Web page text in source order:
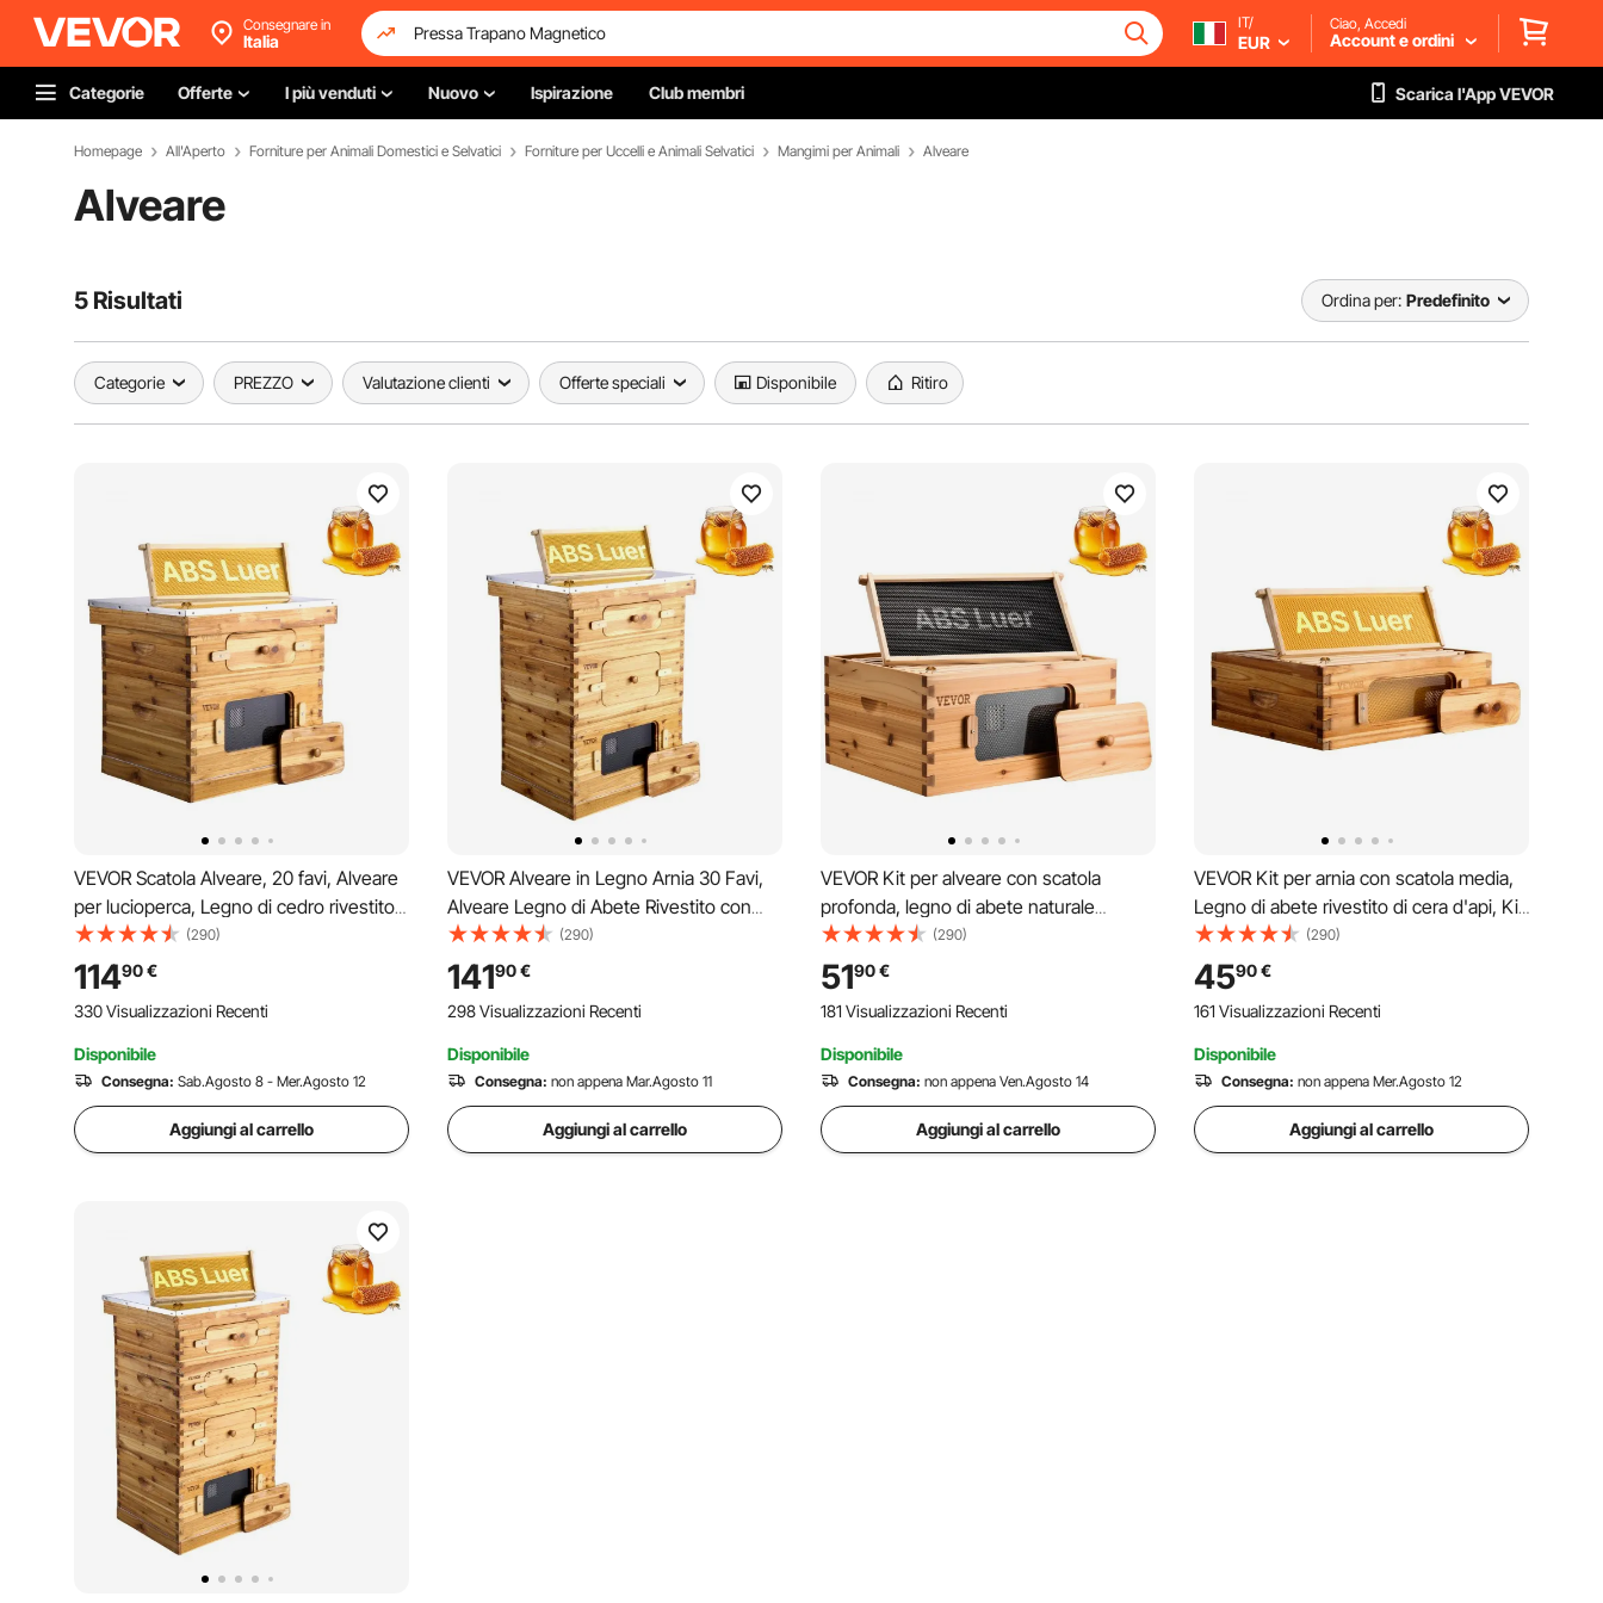
Consegnare in
Italia
IT/
EUR
Ciao, Accedi
Account e ordini
Categorie Offerte I più venduti Nuovo Ispirazione Club membri Scarica l'App VEVOR
Homepage All'Aperto Forniture per Animali Domestici e Selvatici Forniture per Uccelli e Animali Selvatici Mangimi per Animali Alveare
Alveare
5 Risultati Ordina per: Predefinito
Categorie PREZZO Valutazione clienti Offerte speciali Disponibile Ritiro
VEVOR Scatola Alveare, 20 favi, Alveare
per lucioperca, Legno di cedro rivestito
con cera d'api, 1 Scatola per api
profonda + 1 Media, Set di alveari
Langstroth, Finestre in acrilico
trasparente
(290)
11490€
330 Visualizzazioni Recenti
Disponibile
Consegna: Sab.Agosto 8 - Mer.Agosto 12
Aggiungi al carrello
VEVOR Alveare in Legno Arnia 30 Favi,
Alveare Legno di Abete Rivestito con
Cera d'Api, 2 Cassette per Api Profonde
+ 1 Media, Set di Alveari Langstroth,
Finestre in Acrilico Trasparente
(290)
14190€
298 Visualizzazioni Recenti
Disponibile
Consegna: non appena Mar.Agosto 11
Aggiungi al carrello
VEVOR Kit per alveare con scatola
profonda, legno di abete naturale
rivestito di cera d'api, arnia con 10 telai e
fondazioni, finestre per api in acrilico
trasparente
(290)
5190€
181 Visualizzazioni Recenti
Disponibile
Consegna: non appena Ven.Agosto 14
Aggiungi al carrello
VEVOR Kit per arnia con scatola media,
Legno di abete rivestito di cera d'api, Kit
per arnia Langstroth con 10 telai finestre
in acrilico trasparente per apicoltori,
Strumenti per arnia apicoltura
(290)
4590€
161 Visualizzazioni Recenti
Disponibile
Consegna: non appena Mer.Agosto 12
Aggiungi al carrello